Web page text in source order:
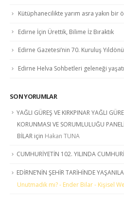
Kütüphanecilikte yarım asra yakın bir
Edirne İçin Ürettik, Bilime İz Bıraktık
Edirne Gazetesi’nin 70. Kuruluş
Edirne Helva Sohbetleri geleneği
SON YORUMLAR
YAĞLI GÜREŞ VE KIRKPINAR YAĞLI
KORUNMASI VE SORUMLULUĞU
BİLAR için Hakan TUNA
CUMHURİYETİN 102. YILINDA
EDİRNE’NİN ŞEHİR TARİHİNDE
Unutmadık mı? - Ender Bilar - Kişisel